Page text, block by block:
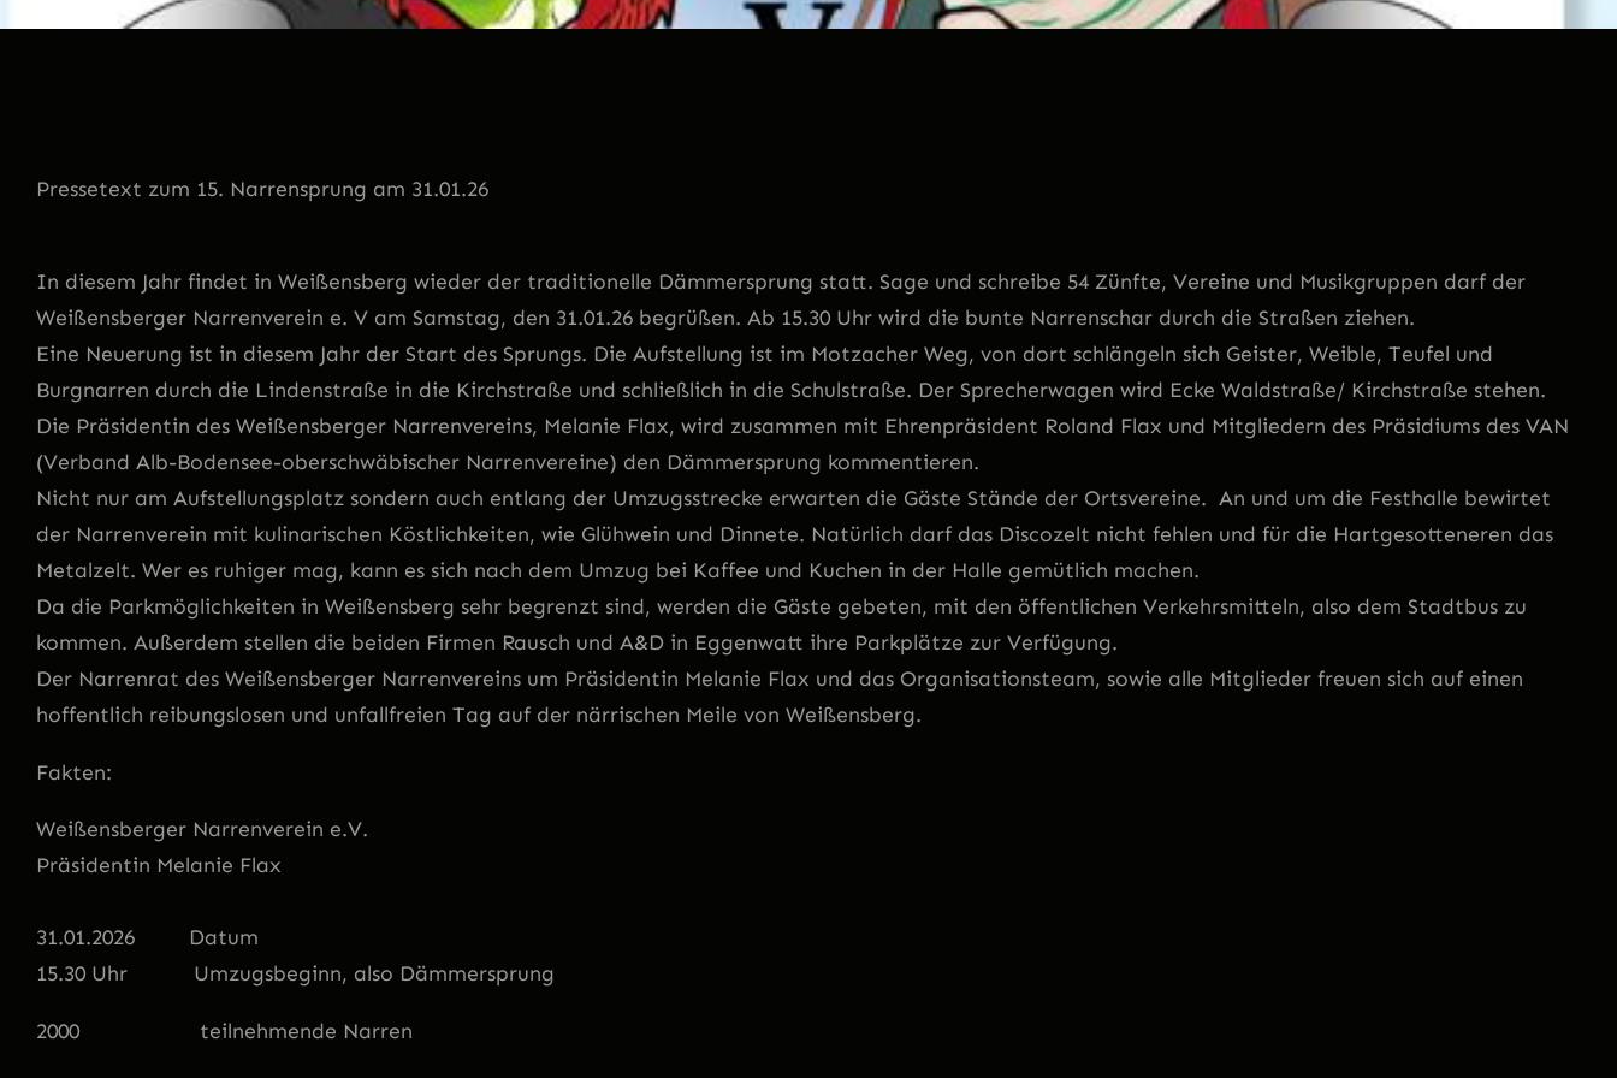
Pressetext zum 15. Narrensprung am 31.01.26
In diesem Jahr findet in Weißensberg wieder der traditionelle Dämmersprung statt. Sage und schreibe 54 Zünfte, Vereine und Musikgruppen darf der
Weißensberger Narrenverein e. V am Samstag, den 31.01.26 begrüßen. Ab 15.30 Uhr wird die bunte Narrenschar durch die Straßen ziehen.
Eine Neuerung ist in diesem Jahr der Start des Sprungs. Die Aufstellung ist im Motzacher Weg, von dort schlängeln sich Geister, Weible, Teufel und
Burgnarren durch die Lindenstraße in die Kirchstraße und schließlich in die Schulstraße. Der Sprecherwagen wird Ecke Waldstraße/ Kirchstraße stehen.
Die Präsidentin des Weißensberger Narrenvereins, Melanie Flax, wird zusammen mit Ehrenpräsident Roland Flax und Mitgliedern des Präsidiums des VAN
(Verband Alb-Bodensee-oberschwäbischer Narrenvereine) den Dämmersprung kommentieren.
Nicht nur am Aufstellungsplatz sondern auch entlang der Umzugsstrecke erwarten die Gäste Stände der Ortsvereine. An und um die Festhalle bewirtet
der Narrenverein mit kulinarischen Köstlichkeiten, wie Glühwein und Dinnete. Natürlich darf das Discozelt nicht fehlen und für die Hartgesotteneren das
Metalzelt. Wer es ruhiger mag, kann es sich nach dem Umzug bei Kaffee und Kuchen in der Halle gemütlich machen.
Da die Parkmöglichkeiten in Weißensberg sehr begrenzt sind, werden die Gäste gebeten, mit den öffentlichen Verkehrsmitteln, also dem Stadtbus zu
kommen. Außerdem stellen die beiden Firmen Rausch und A&D in Eggenwatt ihre Parkplätze zur Verfügung.
Der Narrenrat des Weißensberger Narrenvereins um Präsidentin Melanie Flax und das Organisationsteam, sowie alle Mitglieder freuen sich auf einen
hoffentlich reibungslosen und unfallfreien Tag auf der närrischen Meile von Weißensberg.
Fakten:
Weißensberger Narrenverein e.V.
Präsidentin Melanie Flax
31.01.2026 Datum
15.30 Uhr Umzugsbeginn, also Dämmersprung
2000 teilnehmende Narren